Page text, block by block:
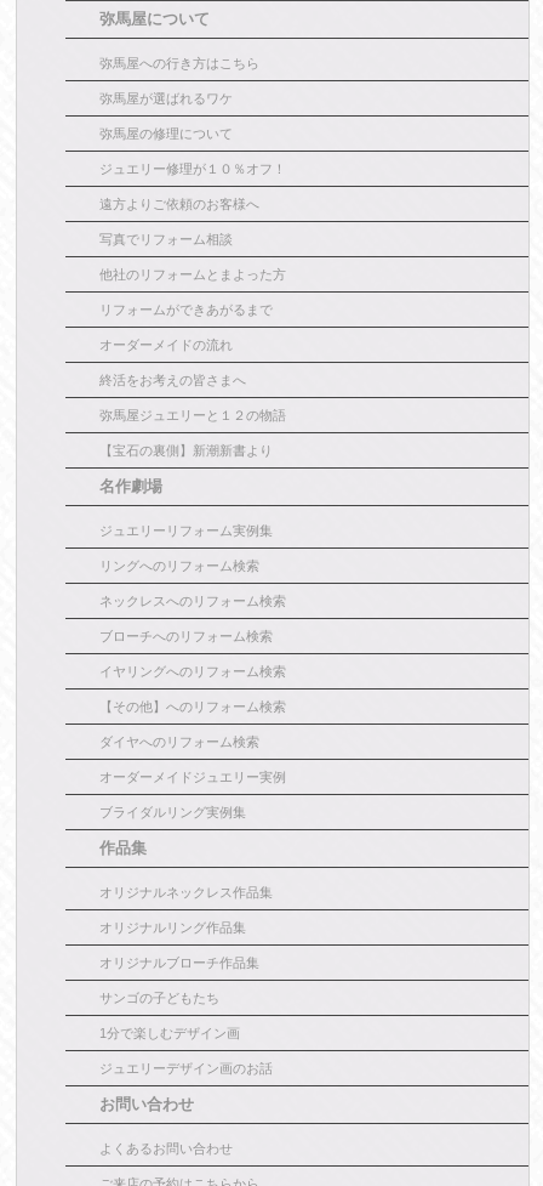
弥馬屋について
弥馬屋への行き方はこちら
弥馬屋が選ばれるワケ
弥馬屋の修理について
ジュエリー修理が１０％オフ！
遠方よりご依頼のお客様へ
写真でリフォーム相談
他社のリフォームとまよった方
リフォームができあがるまで
オーダーメイドの流れ
終活をお考えの皆さまへ
弥馬屋ジュエリーと１２の物語
【宝石の裏側】新潮新書より
名作劇場
ジュエリーリフォーム実例集
リングへのリフォーム検索
ネックレスへのリフォーム検索
ブローチへのリフォーム検索
イヤリングへのリフォーム検索
【その他】へのリフォーム検索
ダイヤへのリフォーム検索
オーダーメイドジュエリー実例
ブライダルリング実例集
作品集
オリジナルネックレス作品集
オリジナルリング作品集
オリジナルブローチ作品集
サンゴの子どもたち
1分で楽しむデザイン画
ジュエリーデザイン画のお話
お問い合わせ
よくあるお問い合わせ